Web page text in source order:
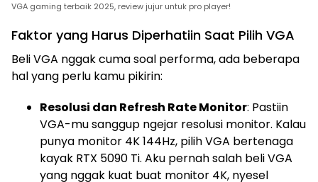
VGA gaming terbaik 2025, review jujur untuk pro player!
Faktor yang Harus Diperhatiin Saat Pilih VGA
Beli VGA nggak cuma soal performa, ada beberapa
hal yang perlu kamu pikirin:
Resolusi dan Refresh Rate Monitor: Pastiin
VGA-mu sanggup ngejar resolusi monitor. Kalau
punya monitor 4K 144Hz, pilih VGA bertenaga
kayak RTX 5090 Ti. Aku pernah salah beli VGA
yang nggak kuat buat monitor 4K, nyesel